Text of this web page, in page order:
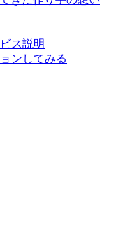
ス説明
ンしてみる